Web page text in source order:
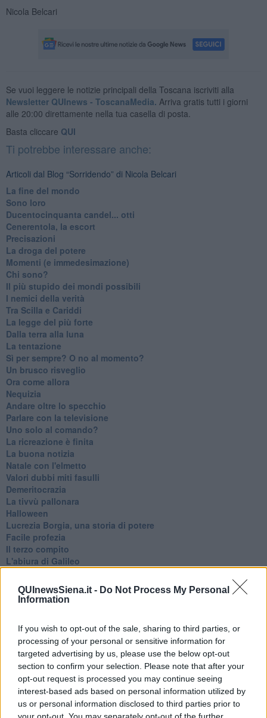
QUInewsSiena.it - Do Not Process My Personal
Information
If you wish to opt-out of the sale, sharing to third parties, or
processing of your personal or sensitive information for
targeted advertising by us, please use the below opt-out
section to confirm your selection. Please note that after your
opt-out request is processed you may continue seeing
interest-based ads based on personal information utilized by
us or personal information disclosed to third parties prior to
Nicola Belcari
Se vuoi leggere le notizie principali della Toscana iscriviti alla
Newsletter QUInews - ToscanaMedia. Arriva gratis tutti i giorni
alle 20:00 direttamente nella tua casella di posta.
Basta cliccare QUI
Ti potrebbe interessare anche:
Articoli dal Blog “Sorridendo” di Nicola Belcari
La fine del mondo
Sono loro
Ducentocinquanta candel... otti
Cenerentola, la escort
Precisazioni
La droga del potere
Momenti (e immedesimazione)
Chi sono?
Il più stupido dei mondi possibili
I nemici della verità
Tra Scilla e Cariddi
La legge del più forte
Dalla terra alla luna
La tentazione
​Sì per sempre? O no al momento?
Un brusco risveglio
Ora come allora
Nequizia
Andare oltre lo specchio
Parlare con la televisione
Uno solo al comando?
La ricreazione è finita
La buona notizia
Natale con l'elmetto
Valori dubbi miti fasulli
Demeritocrazia
La tivvù pallonara
Halloween
​Lucrezia Borgia, una storia di potere
Facile profezia
Il terzo compito
L'abiura di Galileo
La guerricciola delle due rose
La truffa all'anziano
Diseducazione televisiva e inerzia della politica
Foto storica
Esequie solenni
Nostalgia del sangue blu
Teste calde
Non avere e non essere
Armiamoci e... avviatevi